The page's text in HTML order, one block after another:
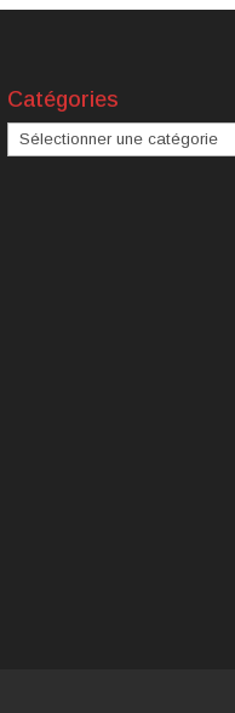
Catégories
Catégories